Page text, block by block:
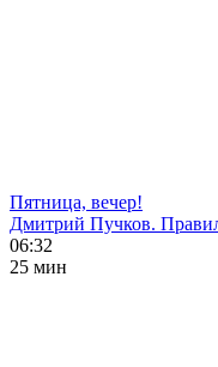
Пятница, вечер!
Дмитрий Пучков.
06:32
25 мин